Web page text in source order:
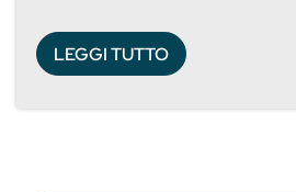
LEGGI TUTTO